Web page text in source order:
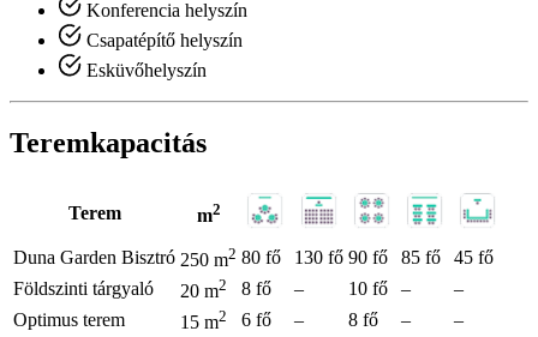
Konferencia helyszín
Csapatépítő helyszín
Esküvőhelyszín
Teremkapacitás
Terem m2
Duna Garden Bisztró 250 m2 80 fő 130 fő 90 fő 85 fő
45 fő
Földszinti tárgyaló
20 m2 8 fő – 10 fő –
–
Optimus terem
15 m2 6 fő – 8 fő – –